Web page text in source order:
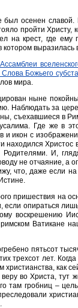
осенен
пройти Христу,
крест, где ему
выразилась
Божьего
мира.
ныне
Наблюдать за
съехавшиеся в
Где же в
и икон с
Христос
И,
не отчаяние, а
что, даже если на
пришествия на
опираться
воскрешению
Ватикане
пятьсот
трехсот лет.
как
во Христа, тут
там гробниц –